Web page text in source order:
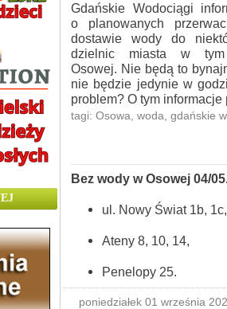
Gdańskie Wodociągi
o planowanych
dostawie wody do
dzielnic miasta w
Osowej. Nie będą to
nie będzie jedynie w
problem? O tym informacje
tagi: Osowa, woda, gdańskie
Bez wody w Osowej 04/
ul. Nowy Świat 1b,
Ateny 8, 10, 14,
Penelopy 25.
poniedziałek 01 września